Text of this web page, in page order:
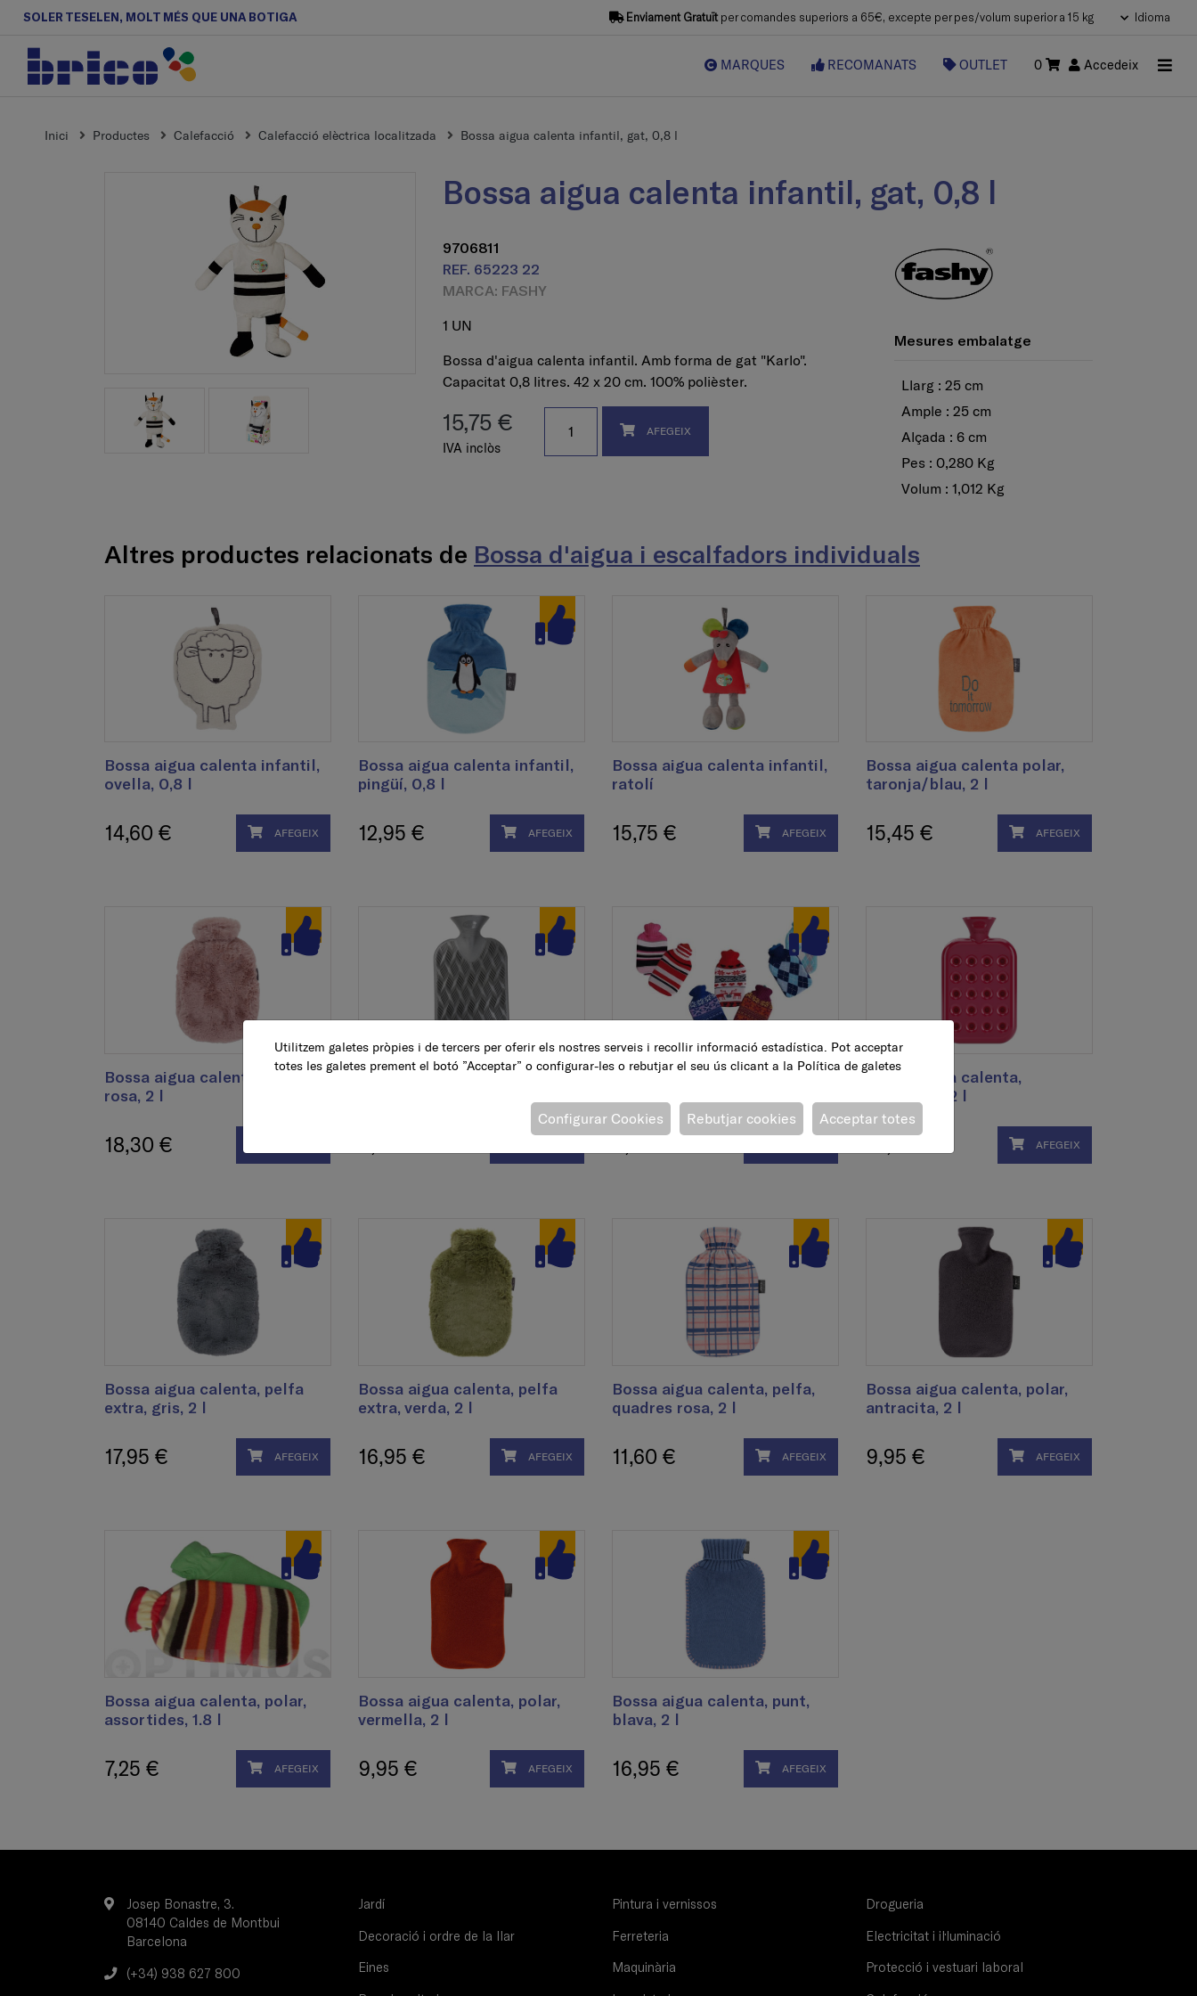
SOLER TESELEN, MOLT MÉS QUE UNA BOTIGA Enviament Gratuïtper comandes superiors a 65€, excepte per pes/volum superior a 15 kg Idioma
MARQUES RECOMANATS OUTLET 0 Accedeix
Inici Productes Calefacció Calefacció elèctrica localitzada Bossa aigua calenta infantil, gat, 0,8 l
Bossa aigua calenta infantil, gat, 0,8 l
9706811
REF. 65223 22
MARCA: FASHY
1 UN
Bossa d'aigua calenta infantil. Amb forma de gat "Karlo".
Capacitat 0,8 litres. 42 x 20 cm. 100% polièster.
15,75 €
IVA inclòs
AFEGEIX
Mesures embalatge
Llarg : 25 cm
Ample : 25 cm
Alçada : 6 cm
Pes : 0,280 Kg
Volum : 1,012 Kg
Altres productes relacionats de Bossa d'aigua i escalfadors individuals
Bossa aigua calenta infantil,
ovella, 0,8 l
14,60 € AFEGEIX
Bossa aigua calenta infantil,
pingüí, 0,8 l
12,95 € AFEGEIX
Bossa aigua calenta infantil,
ratolí
15,75 € AFEGEIX
Bossa aigua calenta polar,
taronja/blau, 2 l
15,45 € AFEGEIX
Bossa aigua calenta soft,
rosa, 2 l
18,30 €
Bossa aigua calenta,
Bossa aigua calenta, lana,
Bossa aigua calenta,
magenta, 1,2 l
AFEGEIX
Bossa aigua calenta, pelfa
extra, gris, 2 l
17,95 € AFEGEIX
Bossa aigua calenta, pelfa
extra, verda, 2 l
16,95 € AFEGEIX
Bossa aigua calenta, pelfa,
quadres rosa, 2 l
11,60 € AFEGEIX
Bossa aigua calenta, polar,
antracita, 2 l
9,95 € AFEGEIX
Bossa aigua calenta, polar,
assortides, 1.8 l
7,25 € AFEGEIX
Bossa aigua calenta, polar,
vermella, 2 l
9,95 € AFEGEIX
Bossa aigua calenta, punt,
blava, 2 l
16,95 € AFEGEIX
Josep Bonastre, 3.
08140 Caldes de Montbui
Barcelona
(+34) 938 627 800
Jardí Pintura i vernissos Drogueria
Decoració i ordre de la llar Ferreteria Electricitat i il·luminació
Eines Maquinària Protecció i vestuari laboral
Utilitzem galetes pròpies i de tercers per oferir els nostres serveis i recollir informació estadística. Pot acceptar
totes les galetes prement el botó ”Acceptar” o configurar-les o rebutjar el seu ús clicant a la Política de galetes
Acceptar totes
Rebutjar cookies
Configurar Cookies